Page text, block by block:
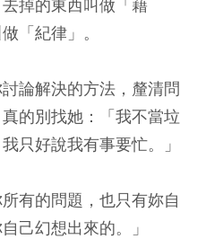
掉的東西叫做「藉
「紀律」。
論解決的方法，釐清問
的別找她：「我不當垃
只好說我有事要忙。」
有的問題，也只有妳自
己幻想出來的。」